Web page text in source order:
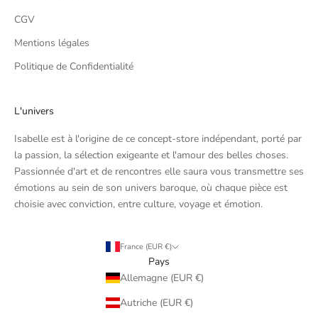
CGV
Mentions légales
Politique de Confidentialité
L'univers
Isabelle est à l'origine de ce concept-store indépendant, porté par
la passion, la sélection exigeante et l'amour des belles choses.
Passionnée d'art et de rencontres elle saura vous transmettre ses
émotions au sein de son univers baroque, où chaque pièce est
choisie avec conviction, entre culture, voyage et émotion.
France (EUR €)
Pays
Allemagne (EUR €)
Autriche (EUR €)